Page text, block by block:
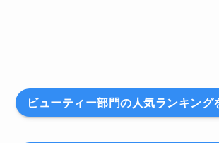
ビューティー部門の人気ランキング